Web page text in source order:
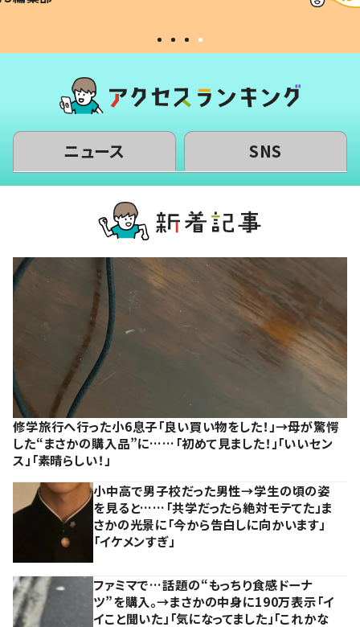
ニュース SNS
修学旅行へ行った小6息子「良い買い物をした！」→母が驚愕
した“まさかの購入品”に……「初めて見ました！」「いいセン
ス」「素晴らしい！」
小中高で男子校だった男性→学生の頃の姿
を見ると……「共学だったら絶対モテてた」ま
さかの光景に「今から告白しに向かいます」
「イケメンすぎ」
ファミマで…話題の“もっちり食感ドーナ
ツ”を購入。→まさかの中身に190万表示「イ
イこと聞いた」「気になってました」「これかな